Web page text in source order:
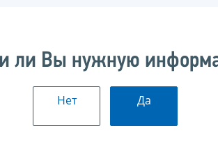
ли Вы нужную
Нет Да